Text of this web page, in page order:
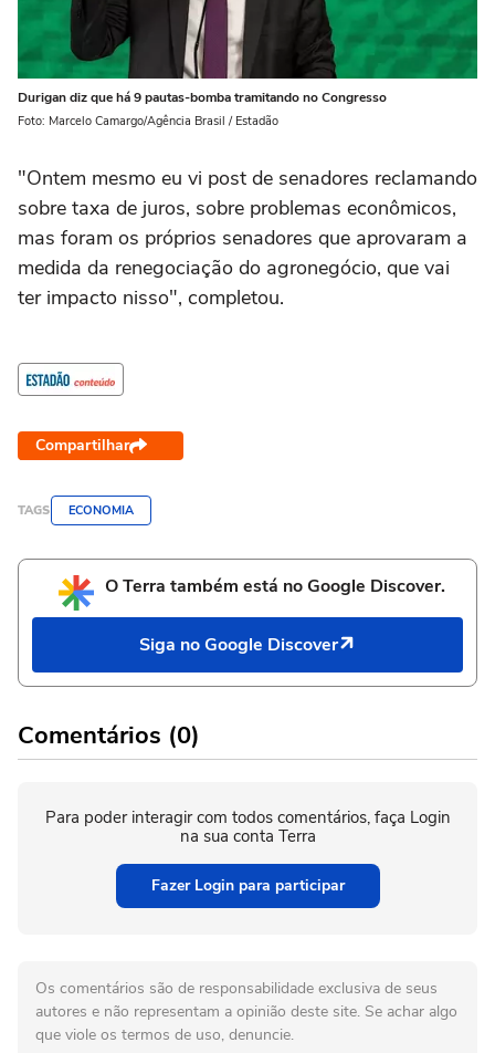
Durigan diz que há 9 pautas-bomba tramitando no Congresso
Foto: Marcelo Camargo/Agência Brasil / Estadão
"Ontem mesmo eu vi post de senadores reclamando
sobre taxa de juros, sobre problemas econômicos,
mas foram os próprios senadores que aprovaram a
medida da renegociação do agronegócio, que vai
ter impacto nisso", completou.
Compartilhar
TAGS ECONOMIA
O Terra também está no Google Discover.
Siga no Google Discover
Comentários (0)
Para poder interagir com todos comentários, faça Login
na sua conta Terra
Fazer Login para participar
Os comentários são de responsabilidade exclusiva de seus
autores e não representam a opinião deste site. Se achar algo
que viole os termos de uso, denuncie.